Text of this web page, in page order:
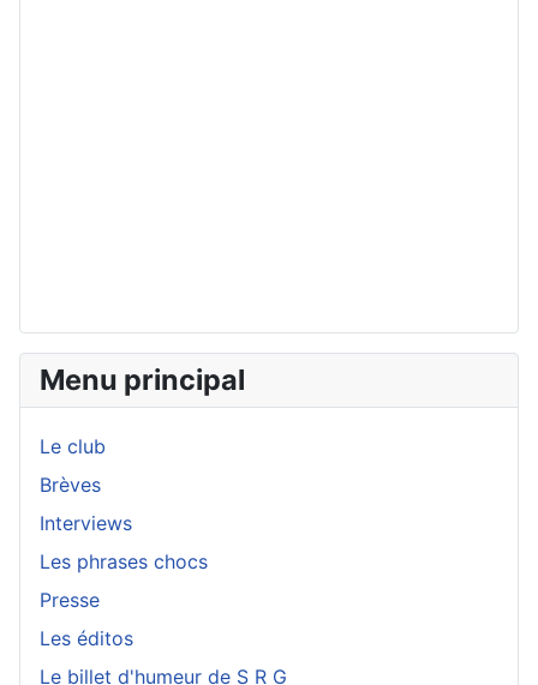
Menu principal
Le club
Brèves
Interviews
Les phrases chocs
Presse
Les éditos
Le billet d'humeur de S R G